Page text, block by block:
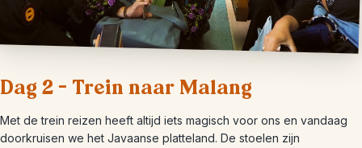
Dag 2 – Trein naar Malang
Met de trein reizen heeft altijd iets magisch voor ons en vandaag
doorkruisen we het Javaanse platteland. De stoelen zijn